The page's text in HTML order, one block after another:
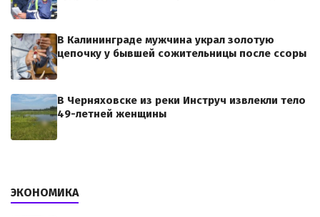
В Калининграде мужчина украл золотую
цепочку у бывшей сожительницы после ссоры
В Черняховске из реки Инструч извлекли тело
49-летней женщины
ЭКОНОМИКА